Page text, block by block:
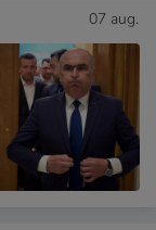
07 aug.